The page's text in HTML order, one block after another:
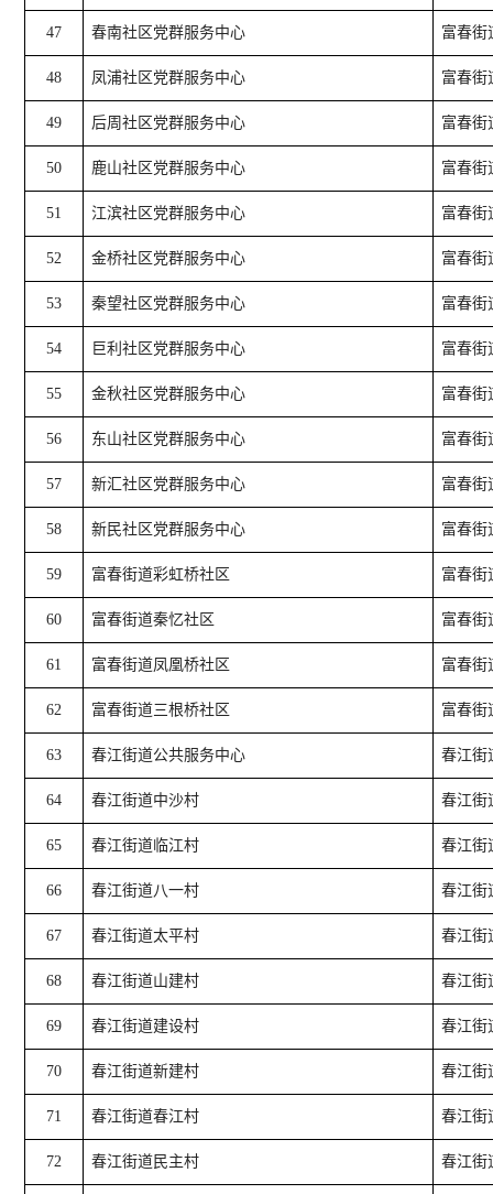
47 春南社区党群服务中心 富春街
48 凤浦社区党群服务中心 富春街
49 后周社区党群服务中心 富春街
50 鹿山社区党群服务中心 富春街
51 江滨社区党群服务中心 富春街
52 金桥社区党群服务中心 富春街
53 秦望社区党群服务中心 富春街
54 巨利社区党群服务中心 富春街
55 金秋社区党群服务中心 富春街
56 东山社区党群服务中心 富春街
57 新汇社区党群服务中心 富春街
58 新民社区党群服务中心 富春街
59 富春街道彩虹桥社区 富春街
60 富春街道秦忆社区 富春街
61 富春街道凤凰桥社区 富春街
62 富春街道三根桥社区 富春街
63 春江街道公共服务中心 春江街
64 春江街道中沙村 春江街
65 春江街道临江村 春江街
66 春江街道八一村 春江街
67 春江街道太平村 春江街
68 春江街道山建村 春江街
69 春江街道建设村 春江街
70 春江街道新建村 春江街
71 春江街道春江村 春江街
72 春江街道民主村 春江街